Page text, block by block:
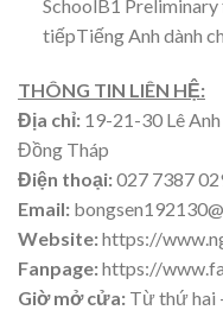
SchoolB1
tiếpTiếng Anh dành
THÔNG TIN LIÊN HỆ:
Địa chỉ: 19-21-30 Lê Anh
Đồng Tháp
Điện thoại:027 7387
Email:
Website:https://
Fanpage:https://
Giờ mở cửa: Từ thứ hai